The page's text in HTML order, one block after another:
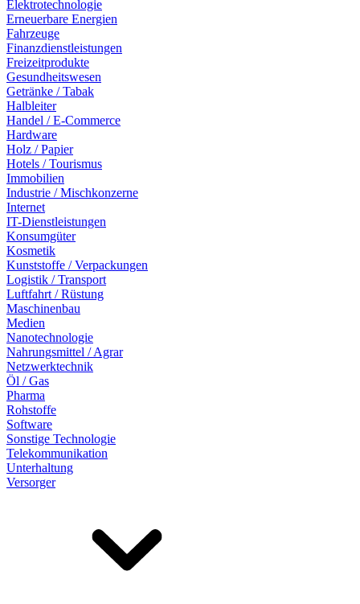
Elektrotechnologie
Erneuerbare Energien
Fahrzeuge
Finanzdienstleistungen
Freizeitprodukte
Gesundheitswesen
Getränke / Tabak
Halbleiter
Handel / E-Commerce
Hardware
Holz / Papier
Hotels / Tourismus
Immobilien
Industrie / Mischkonzerne
Internet
IT-Dienstleistungen
Konsumgüter
Kosmetik
Kunststoffe / Verpackungen
Logistik / Transport
Luftfahrt / Rüstung
Maschinenbau
Medien
Nanotechnologie
Nahrungsmittel / Agrar
Netzwerktechnik
Öl / Gas
Pharma
Rohstoffe
Software
Sonstige Technologie
Telekommunikation
Unterhaltung
Versorger